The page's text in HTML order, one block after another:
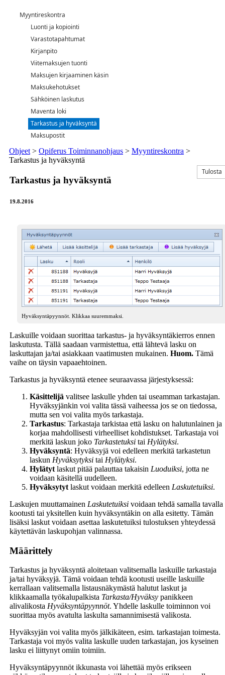
Myyntireskontra
Luonti ja kopiointi
Varastotapahtumat
Kirjanpito
Viitemaksujen tuonti
Maksujen kirjaaminen käsin
Maksukehotukset
Sähköinen laskutus
Maventa loki
Tarkastus ja hyväksyntä
Maksupostit
Ohjeet > Opiferus Toiminnanohjaus > Myyntireskontra >
Tarkastus ja hyväksyntä
Tarkastus ja hyväksyntä
19.8.2016
Tulosta
Hyväksyntäpyynnöt. Klikkaa suuremmaksi.
Laskuille voidaan suorittaa tarkastus- ja hyväksyntäkierros ennen
laskutusta. Tällä saadaan varmistettua, että lähtevä lasku on
laskuttajan ja/tai asiakkaan vaatimusten mukainen. Huom. Tämä
vaihe on täysin vapaaehtoinen.
Tarkastus ja hyväksyntä etenee seuraavassa järjestyksessä:
Käsittelijä valitsee laskulle yhden tai useamman tarkastajan.
Hyväksyjänkin voi valita tässä vaiheessa jos se on tiedossa,
mutta sen voi valita myös tarkastaja.
Tarkastus: Tarkastaja tarkistaa että lasku on halutunlainen ja
korjaa mahdollisesti virheelliset kohdistukset. Tarkastaja voi
merkitä laskun joko Tarkastetuksi tai Hylätyksi.
Hyväksyntä: Hyväksyjä voi edelleen merkitä tarkastetun
laskun Hyväksytyksi tai Hylätyksi.
Hylätyt laskut pitää palauttaa takaisin Luoduiksi, jotta ne
voidaan käsitellä uudelleen.
Hyväksytyt laskut voidaan merkitä edelleen Laskutetuiksi.
Laskujen muuttamainen Laskutetuiksi voidaan tehdä samalla tavalla
kootusti tai yksitellen kuin hyväksyntäkin on alla esitetty. Tämän
lisäksi laskut voidaan asettaa laskutetuiksi tulostuksen yhteydessä
käytettävän laskupohjan valinnassa.
Määrittely
Tarkastus ja hyväksyntä aloitetaan valitsemalla laskuille tarkastaja
ja/tai hyväksyjä. Tämä voidaan tehdä kootusti useille laskuille
kerrallaan valitsemalla listausnäkymästä halutut laskut ja
klikkaamalla työkalupalkista Tarkasta/Hyväksy panikkeen
alivalikosta Hyväksyntäpyynnöt. Yhdelle laskulle toiminnon voi
suorittaa myös avatulta laskulta samannimisestä valikosta.
Hyväksyjän voi valita myös jälkikäteen, esim. tarkastajan toimesta.
Tarkastaja voi myös valita laskulle uuden tarkastajan, jos kyseinen
lasku ei liittynyt omiin toimiin.
Hyväksyntäpyynnöt ikkunasta voi lähettää myös erikseen